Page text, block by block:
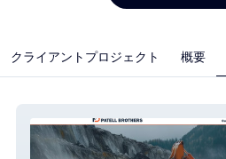
クライアントプロジェクト 概要